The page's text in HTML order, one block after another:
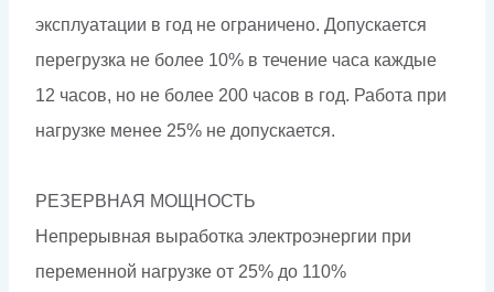
эксплуатации в год не ограничено. Допускается
перегрузка не более 10% в течение часа каждые
12 часов, но не более 200 часов в год. Работа при
нагрузке менее 25% не допускается.
РЕЗЕРВНАЯ МОЩНОСТЬ
Непрерывная выработка электроэнергии при
переменной нагрузке от 25% до 110%